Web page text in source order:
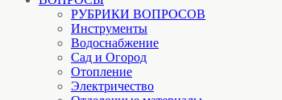
РУБРИКИ ВОПРОСОВ
Инструменты
Водоснабжение
Сад и Огород
Отопление
Электричество